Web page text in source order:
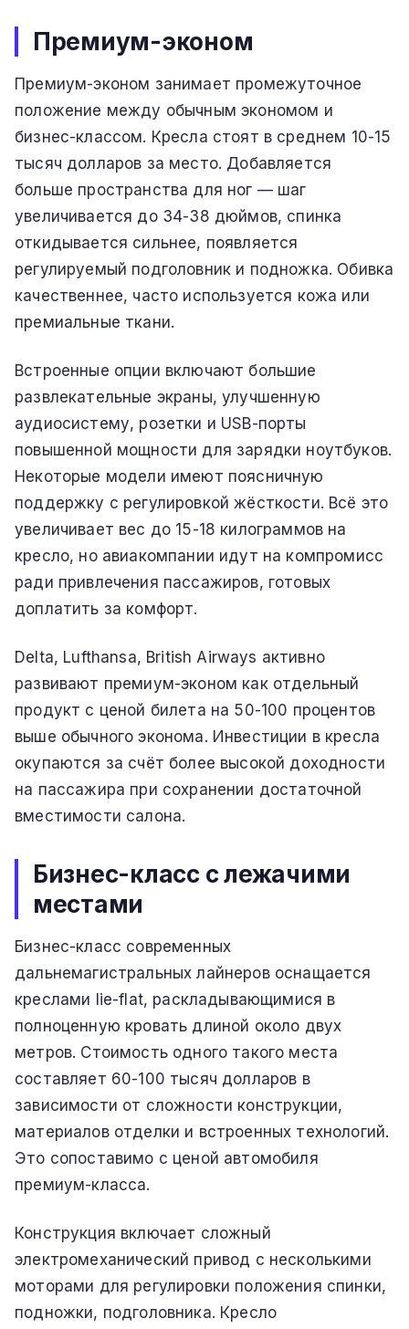
Премиум-эконом
Премиум-эконом занимает промежуточное
положение между обычным экономом и
бизнес-классом. Кресла стоят в среднем 10-15
тысяч долларов за место. Добавляется
больше пространства для ног — шаг
увеличивается до 34-38 дюймов, спинка
откидывается сильнее, появляется
регулируемый подголовник и подножка. Обивка
качественнее, часто используется кожа или
премиальные ткани.
Встроенные опции включают большие
развлекательные экраны, улучшенную
аудиосистему, розетки и USB-порты
повышенной мощности для зарядки ноутбуков.
Некоторые модели имеют поясничную
поддержку с регулировкой жёсткости. Всё это
увеличивает вес до 15-18 килограммов на
кресло, но авиакомпании идут на компромисс
ради привлечения пассажиров, готовых
доплатить за комфорт.
Delta, Lufthansa, British Airways активно
развивают премиум-эконом как отдельный
продукт с ценой билета на 50-100 процентов
выше обычного эконома. Инвестиции в кресла
окупаются за счёт более высокой доходности
на пассажира при сохранении достаточной
вместимости салона.
Бизнес-класс с лежачими
местами
Бизнес-класс современных
дальнемагистральных лайнеров оснащается
креслами lie-flat, раскладывающимися в
полноценную кровать длиной около двух
метров. Стоимость одного такого места
составляет 60-100 тысяч долларов в
зависимости от сложности конструкции,
материалов отделки и встроенных технологий.
Это сопоставимо с ценой автомобиля
премиум-класса.
Конструкция включает сложный
электромеханический привод с несколькими
моторами для регулировки положения спинки,
подножки, подголовника. Кресло